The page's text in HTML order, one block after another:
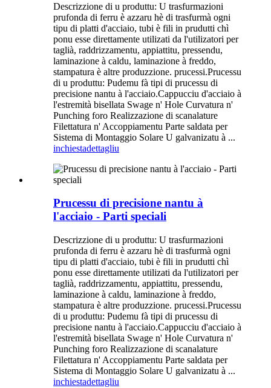
Descrizzione di u produttu: U trasfurmazioni
prufonda di ferru è azzaru hè di trasfurmà ogni
tipu di platti d'acciaio, tubi è fili in prudutti chì
ponu esse direttamente utilizati da l'utilizatori per
taglià, raddrizzamentu, appiattitu, pressendu,
laminazione à caldu, laminazione à freddo,
stampatura è altre produzzione. prucessi.Prucessu
di u produttu: Pudemu fà tipi di prucessu di
precisione nantu à l'acciaio.Cappucciu d'acciaio à
l'estremità bisellata Swage n' Hole Curvatura n'
Punching foro Realizzazione di scanalature
Filettatura n' Accoppiamentu Parte saldata per
Sistema di Montaggio Solare U galvanizatu à ...
inchiestadettagliu
Prucessu di precisione nantu à
l'acciaio - Parti speciali
Descrizzione di u produttu: U trasfurmazioni
prufonda di ferru è azzaru hè di trasfurmà ogni
tipu di platti d'acciaio, tubi è fili in prudutti chì
ponu esse direttamente utilizati da l'utilizatori per
taglià, raddrizzamentu, appiattitu, pressendu,
laminazione à caldu, laminazione à freddo,
stampatura è altre produzzione. prucessi.Prucessu
di u produttu: Pudemu fà tipi di prucessu di
precisione nantu à l'acciaio.Cappucciu d'acciaio à
l'estremità bisellata Swage n' Hole Curvatura n'
Punching foro Realizzazione di scanalature
Filettatura n' Accoppiamentu Parte saldata per
Sistema di Montaggio Solare U galvanizatu à ...
inchiestadettagliu